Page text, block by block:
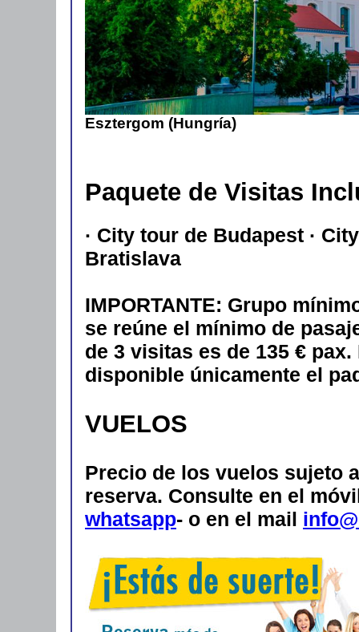
Esztergom (Hungría)
Paquete de Visitas
· City tour de Budapest ·
Bratislava
IMPORTANTE: Grupo
se reúne el mínimo de
de 3 visitas es de 135 €
disponible únicamente el
VUELOS
Precio de los vuelos sujeto
reserva. Consulte en el
whatsapp- o en el mail